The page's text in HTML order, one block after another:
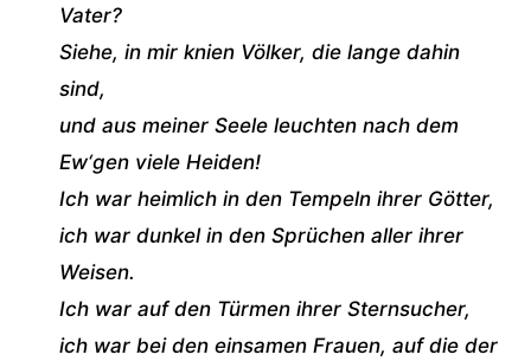
Vater?
Siehe, in mir knien Völker, die lange dahin
sind,
und aus meiner Seele leuchten nach dem
Ew‘gen viele Heiden!
Ich war heimlich in den Tempeln ihrer Götter,
ich war dunkel in den Sprüchen aller ihrer
Weisen.
Ich war auf den Türmen ihrer Sternsucher,
ich war bei den einsamen Frauen, auf die der